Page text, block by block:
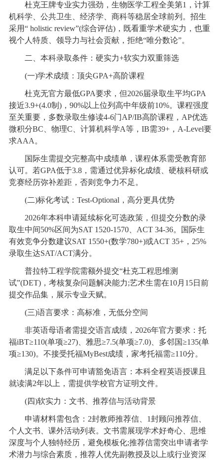
杜克王牌专业实力强劲，生物医学工程全美第1，计算
机科学、公共卫生、经济学、商科等稳居全球前列。招生
采用“ holistic review”(综合评估)，既看重学术硬实力，也重
视个人特质、领导力与社会贡献，拒绝“唯分数论”。
二、本科录取条件：硬实力+软实力双重筛选
(一)学术成绩：顶尖GPA+高阶课程
杜克无官方最低GPA要求，但2026届录取生平均GPA
接近3.9+(4.0制)，90%以上位列高中年级前10%。课程强度
至关重要，多数录取生修读4-6门AP/IB高阶课程，AP优选
微积分BC、物理C、计算机科学A等，IB需39+，A-Level要
求AAA。
国际生需提交完整高中成绩单，课程体系需受教育部
认可。若GPA低于3.8，需通过优异标化成绩、硬核科研或
竞赛经历弥补差距，否则竞争力不足。
(二)标化考试：Test-Optional，高分更具优势
2026年本科申请延续标化可选政策，但提交分数的录
取生中间50%区间为SAT 1520-1570、ACT 34-36。国际生
有效竞争分数建议SAT 1550+(数学780+)或ACT 35+，25%
录取生达SAT/ACT满分。
普拉特工程学院需额外提交“杜克工程思维测
试”(DET)，考核复杂问题解决能力;艺术生需在10月15日前
提交作品集，展示专业天赋。
(三)语言要求：高标准，无低分空间
非英语母语者需提交语言成绩，2026年官方要求：托
福iBT≥110(单项≥27)、雅思≥7.5(单项≥7.0)、多邻国≥135(单
项≥130)。不接受托福MyBest成绩，家考托福需≥110分。
满足以下条件可申请豁免语言：本科全程英语授课且
就读满2年以上，需提供学校官方证明文件。
(四)软实力：文书、推荐信与活动背景
申请材料需包含：2封教师推荐信、1封顾问推荐信、
个人文书、课外活动列表。文书需展现学术好奇心、思维
深度与个人独特经历，避免模板化;推荐信需突出申请者学
术潜力与综合素质，推荐人优先副教授及以上或行业资深